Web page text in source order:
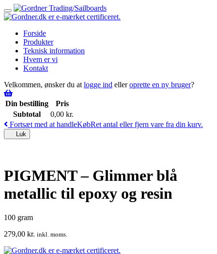
Toggle
navigation
Forside
Produkter
Teknisk information
Hvem er vi
Kontakt
Velkommen, ønsker du at logge ind elleroprette en ny bruger?
Din bestilling
Pris
Subtotal
0,00 kr.
Fortsæt med at handleKøbRet antal eller fjern vare fra din kurv.
Luk
PIGMENT – Glimmer blå
metallic til epoxy og resin
100 gram
279,00 kr. inkl. moms.